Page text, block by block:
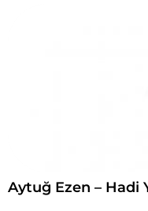
Aytuğ Ezen – Hadi